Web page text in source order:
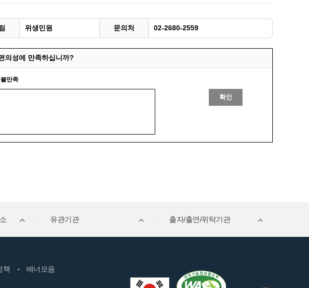
위생민원 문의처 02-2680-2559
의성에 만족하십니까?
만족
확인
유관기관 출자/출연/위탁기관
책 배너모음